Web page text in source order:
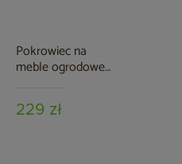
Pokrowiec na
meble ogrodowe
czarny
229 zł